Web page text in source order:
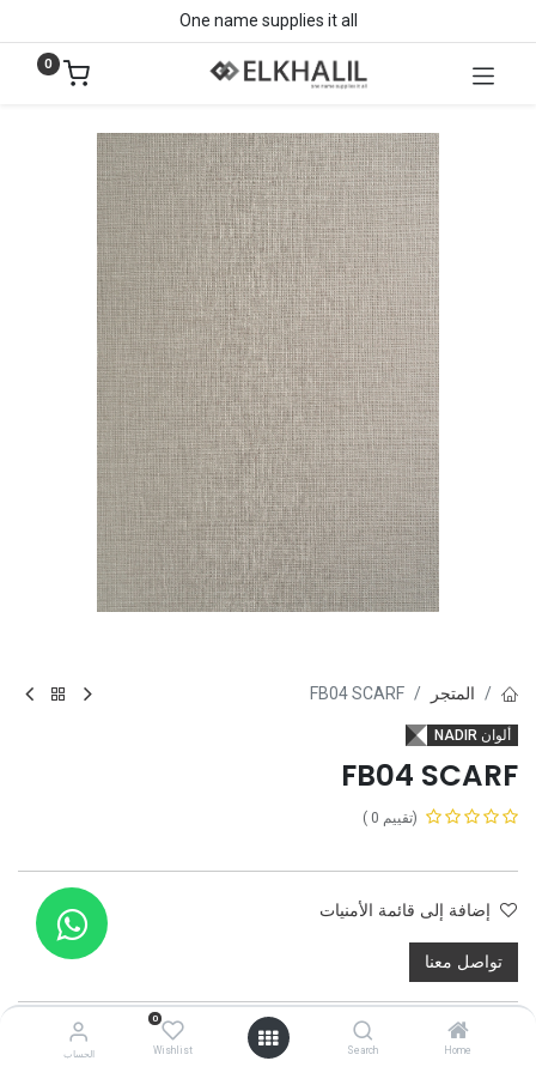
Home
Search
0
Wishlist الحساب
One name supplies it all
0
المتجر FB04 SCARF
ألوان NADIR
FB04 SCARF
(تقييم 0 )
إضافة إلى قائمة الأمنيات
تواصل معنا